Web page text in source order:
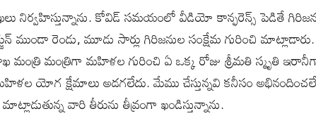
నిర్వహిస్తున్నాను. కోవిడ్ సమయంలో వీడియో కాన్ఫరెన్స్ పెడితే గిరిజన
ముండా రెండు, మూడు సార్లు గిరిజనుల సంక్షేమ గురించి
మంత్రి మంత్రిగా మహిళల గురించి ఏ ఒక్క రోజు శ్రీమతి స్మృతి
యోగ క్షేమాలు అడగలేదు. మేము చేస్తున్నవి కనీసం
వారి తీరును తీవ్రంగా ఖండిస్తున్నాను.